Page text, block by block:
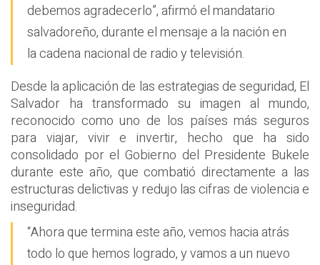
debemos agradecerlo”, afirmó el mandatario
salvadoreño, durante el mensaje a la nación en
la cadena nacional de radio y televisión.
Desde la aplicación de las estrategias de seguridad, El
Salvador ha transformado su imagen al mundo,
reconocido como uno de los países más seguros
para viajar, vivir e invertir, hecho que ha sido
consolidado por el Gobierno del Presidente Bukele
durante este año, que combatió directamente a las
estructuras delictivas y redujo las cifras de violencia e
inseguridad.
“Ahora que termina este año, vemos hacia atrás
todo lo que hemos logrado, y vamos a un nuevo